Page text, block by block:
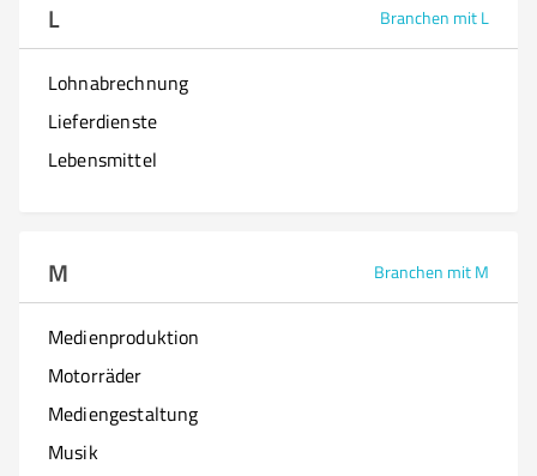
L Branchen mit L
Lohnabrechnung
Lieferdienste
Lebensmittel
M Branchen mit M
Medienproduktion
Motorräder
Mediengestaltung
Musik